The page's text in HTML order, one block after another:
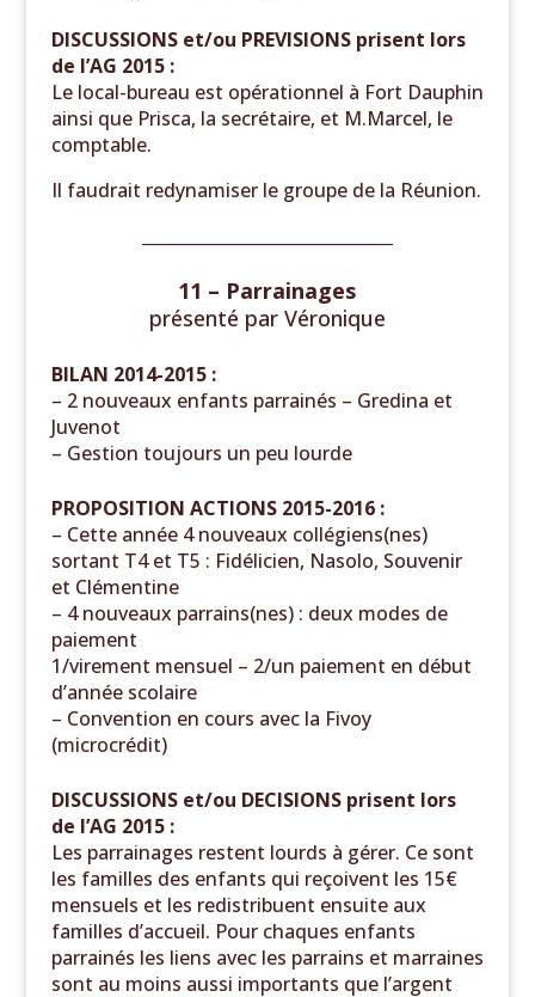
DISCUSSIONS et/ou PREVISIONS prisent lors
de l’AG 2015 :
Le local-bureau est opérationnel à Fort Dauphin
ainsi que Prisca, la secrétaire, et M.Marcel, le
comptable.
Il faudrait redynamiser le groupe de la Réunion.
11 – Parrainages
présenté par Véronique
BILAN 2014-2015 :
– 2 nouveaux enfants parrainés – Gredina et
Juvenot
– Gestion toujours un peu lourde
PROPOSITION ACTIONS 2015-2016 :
– Cette année 4 nouveaux collégiens(nes)
sortant T4 et T5 : Fidélicien, Nasolo, Souvenir
et Clémentine
– 4 nouveaux parrains(nes) : deux modes de
paiement
1/virement mensuel – 2/un paiement en début
d’année scolaire
– Convention en cours avec la Fivoy
(microcrédit)
DISCUSSIONS et/ou DECISIONS prisent lors
de l’AG 2015 :
Les parrainages restent lourds à gérer. Ce sont
les familles des enfants qui reçoivent les 15€
mensuels et les redistribuent ensuite aux
familles d’accueil. Pour chaques enfants
parrainés les liens avec les parrains et marraines
sont au moins aussi importants que l’argent